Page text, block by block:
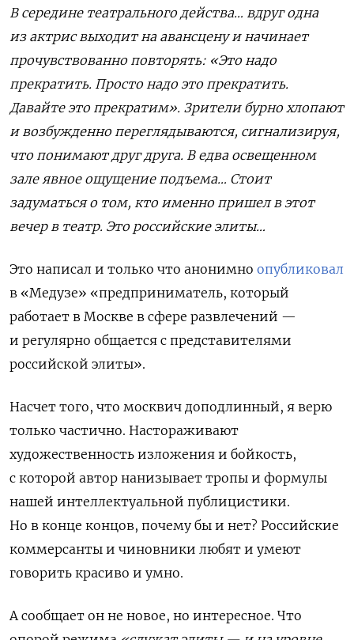
В середине театрального действа… вдруг одна
из актрис выходит на авансцену и начинает
прочувствованно повторять: «Это надо
прекратить. Просто надо это прекратить.
Давайте это прекратим». Зрители бурно хлопают
и возбужденно переглядываются, сигнализируя,
что понимают друг друга. В едва освещенном
зале явное ощущение подъема… Стоит
задуматься о том, кто именно пришел в этот
вечер в театр. Это российские элиты…
Это написал и только что анонимно опубликовал
в «Медузе» «предприниматель, который
работает в Москве в сфере развлечений —
и регулярно общается с представителями
российской элиты».
Насчет того, что москвич доподлинный, я верю
только частично. Настораживают
художественность изложения и бойкость,
с которой автор нанизывает тропы и формулы
нашей интеллектуальной публицистики.
Но в конце концов, почему бы и нет? Российские
коммерсанты и чиновники любят и умеют
говорить красиво и умно.
А сообщает он не новое, но интересное. Что